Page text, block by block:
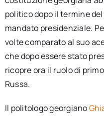
politico dopo il termine
mandato presidenziale.
volte comparato al suo
che dopo essere stato
ricopre ora il ruolo di
Russa.
Il politologo georgiano